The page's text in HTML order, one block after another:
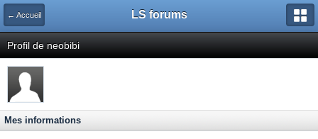
← Accueil LS forums
Profil de neobibi
Mes informations